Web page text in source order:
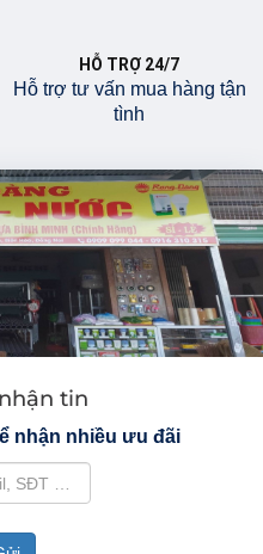
HỖ TRỢ 24/7
Hỗ trợ tư vấn mua hàng tận
tình
tin
nhận nhiều ưu đãi